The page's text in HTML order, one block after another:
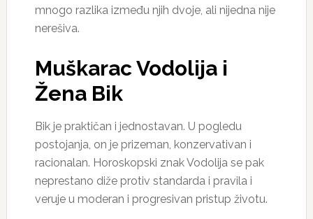
mnogo razlika između njih dvoje, ali nijedna nije
nerešiva.
Muškarac Vodolija i
Žena Bik
Bik je praktičan i jednostavan. U pogledu
postojanja, on je prizeman, konzervativan i
racionalan. Horoskopski znak Vodolija se pak
neprestano diže protiv standarda i pravila i
veruje u moderan i progresivan pristup životu.